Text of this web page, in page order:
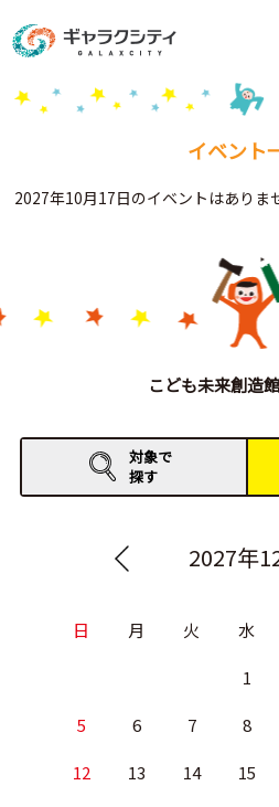
施設案内
こども
西新井
Gがくえん
お知らせ
イベントレポート
イベント
2027年10月17日のイベントはありま
こども未来創造
対象で
探す
2027年
日 月 火 水
1
5 6 7 8
12 13 14 15